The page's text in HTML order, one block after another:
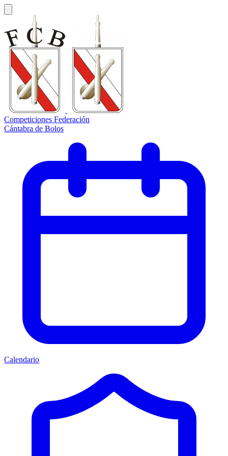
Competiciones Federación
Cántabra de Bolos
Calendario